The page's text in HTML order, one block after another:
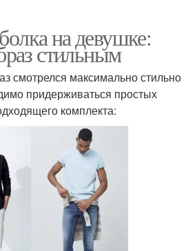
на девушке:
стильным
смотрелся максимально стильно
придерживаться простых
комплекта: